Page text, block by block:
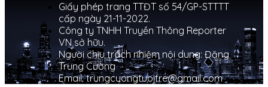
Giấy phép trang TTĐT số 54/GP-STTTT
cấp ngày 21-11-2022.
Công ty TNHH Truyền Thông Reporter
VN sở hữu.
Người chịu trách nhiệm nội dung: Đặng
Trung Cường
Email: trungcuongtuoitre@gmail.com